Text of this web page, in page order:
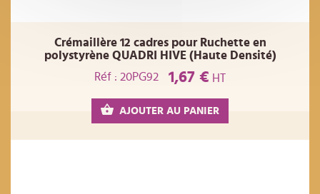
Crémaillère 12 cadres pour Ruchette en
polystyrène QUADRI HIVE (Haute Densité)
Réf : 20PG92
1,67 € HT
AJOUTER AU PANIER